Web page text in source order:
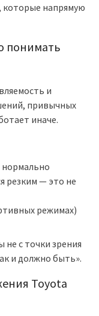
напрямую
понимать
и
привычных
иначе.
нормально
резким — это не
режимах)
с точки зрения
и должно быть».
Toyota